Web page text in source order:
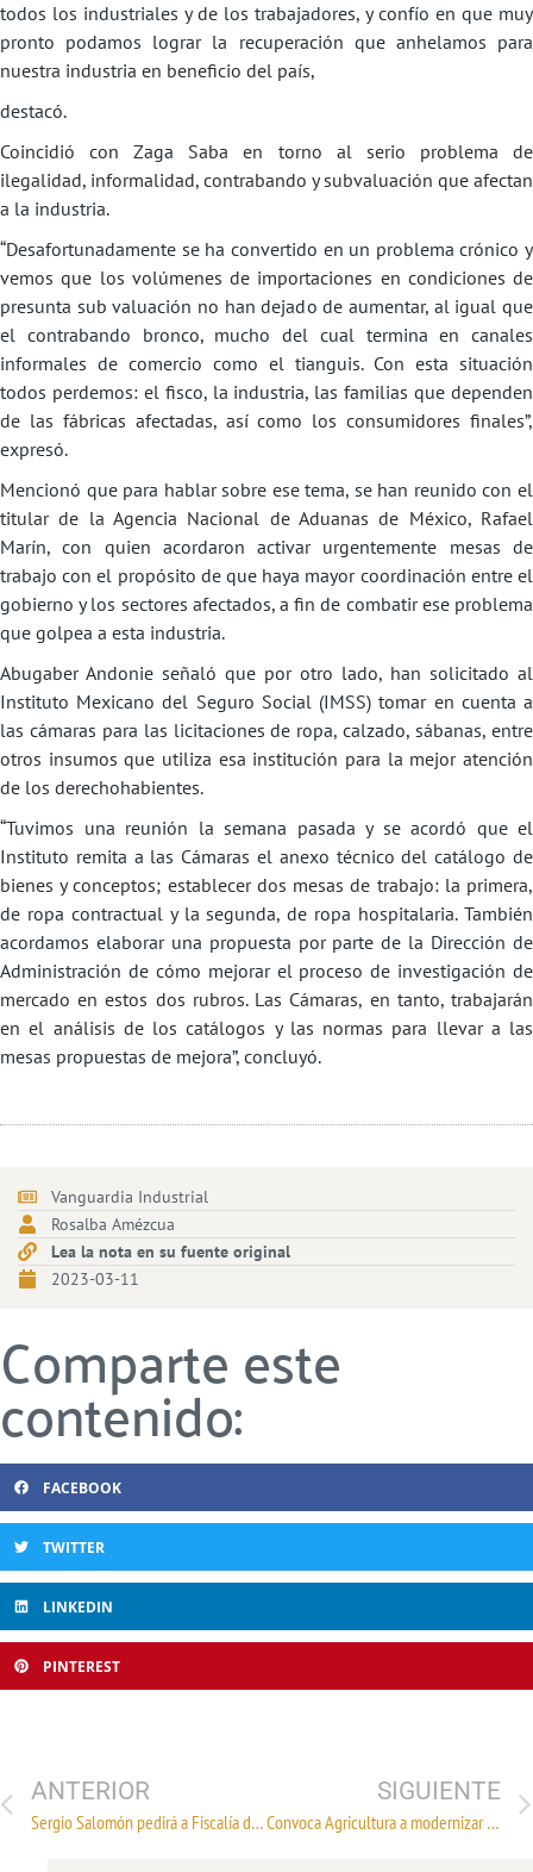
todos los industriales y de los trabajadores, y confío en que muy
pronto podamos lograr la recuperación que anhelamos para
nuestra industria en beneficio del país,
destacó.
Coincidió con Zaga Saba en torno al serio problema de
ilegalidad, informalidad, contrabando y subvaluación que afectan
a la industria.
“Desafortunadamente se ha convertido en un problema crónico y
vemos que los volúmenes de importaciones en condiciones de
presunta sub valuación no han dejado de aumentar, al igual que
el contrabando bronco, mucho del cual termina en canales
informales de comercio como el tianguis. Con esta situación
todos perdemos: el fisco, la industria, las familias que dependen
de las fábricas afectadas, así como los consumidores finales”,
expresó.
Mencionó que para hablar sobre ese tema, se han reunido con el
titular de la Agencia Nacional de Aduanas de México, Rafael
Marín, con quien acordaron activar urgentemente mesas de
trabajo con el propósito de que haya mayor coordinación entre el
gobierno y los sectores afectados, a fin de combatir ese problema
que golpea a esta industria.
Abugaber Andonie señaló que por otro lado, han solicitado al
Instituto Mexicano del Seguro Social (IMSS) tomar en cuenta a
las cámaras para las licitaciones de ropa, calzado, sábanas, entre
otros insumos que utiliza esa institución para la mejor atención
de los derechohabientes.
“Tuvimos una reunión la semana pasada y se acordó que el
Instituto remita a las Cámaras el anexo técnico del catálogo de
bienes y conceptos; establecer dos mesas de trabajo: la primera,
de ropa contractual y la segunda, de ropa hospitalaria. También
acordamos elaborar una propuesta por parte de la Dirección de
Administración de cómo mejorar el proceso de investigación de
mercado en estos dos rubros. Las Cámaras, en tanto, trabajarán
en el análisis de los catálogos y las normas para llevar a las
mesas propuestas de mejora”, concluyó.
Vanguardia Industrial
Rosalba Amézcua
Lea la nota en su fuente original
2023-03-11
Comparte este
contenido:
FACEBOOK
TWITTER
LINKEDIN
PINTEREST
ANTERIOR
Sergio Salomón pedirá a Fiscalía de Puebla capacitar a MP en materia de género
SIGUIENTE
Convoca Agricultura a modernizar al sector agroindustrial para generar mejores ingresos en el campo